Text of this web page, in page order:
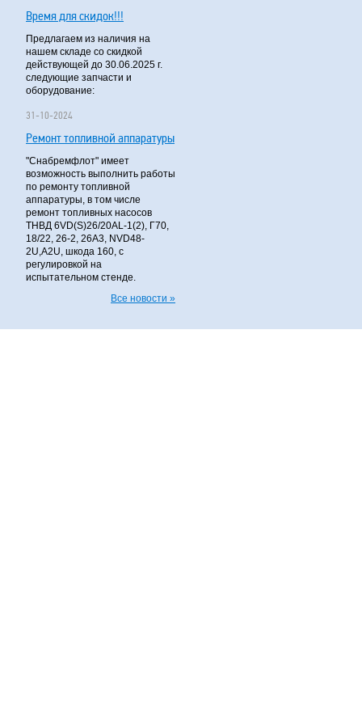
Время для скидок!!!
Предлагаем из наличия на
нашем складе со скидкой
действующей до 30.06.2025 г.
следующие запчасти и
оборудование:
31-10-2024
Ремонт топливной аппаратуры
"Снабремфлот" имеет
возможность выполнить работы
по ремонту топливной
аппаратуры, в том числе
ремонт топливных насосов
ТНВД 6VD(S)26/20AL-1(2), Г70,
18/22, 26-2, 26А3, NVD48-
2U,A2U, шкода 160, с
регулировкой на
испытательном стенде.
Все новости »